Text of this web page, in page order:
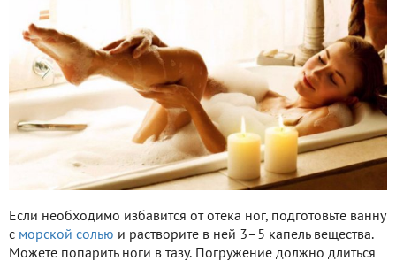
Если необходимо избавится от отека ног, подготовьте ванну
с морской солью и растворите в ней 3–5 капель вещества.
Можете попарить ноги в тазу. Погружение должно длиться